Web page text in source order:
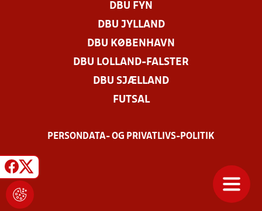
DBU FYN
DBU JYLLAND
DBU KØBENHAVN
DBU LOLLAND-FALSTER
DBU SJÆLLAND
FUTSAL
PERSONDATA- OG PRIVATLIVS-POLITIK